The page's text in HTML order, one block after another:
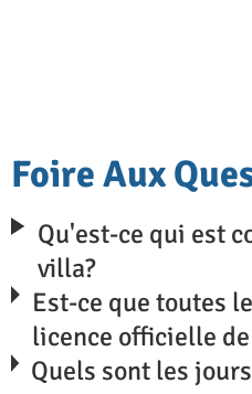
Foire Aux
Qu'est-ce qui est
villa?
Est-ce que toutes
licence officielle
Quels sont les